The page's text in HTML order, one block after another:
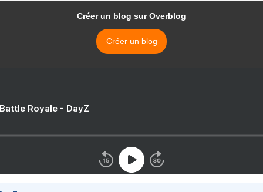
Créer un blog sur Overblog
Créer un blog
Royale - DayZ